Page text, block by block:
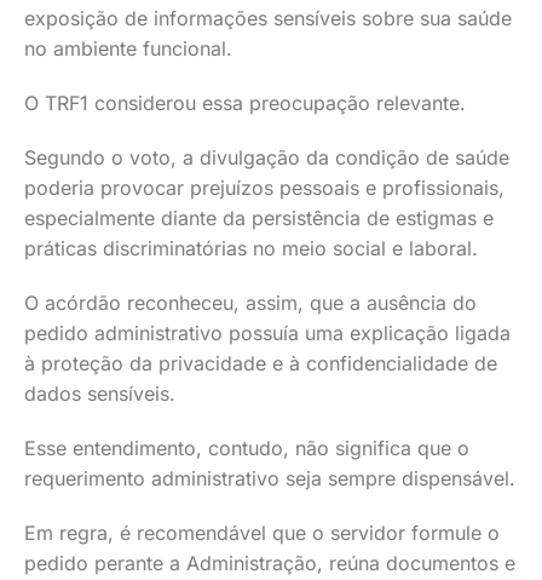
exposição de informações sensíveis sobre sua saúde
no ambiente funcional.
O TRF1 considerou essa preocupação relevante.
Segundo o voto, a divulgação da condição de saúde
poderia provocar prejuízos pessoais e profissionais,
especialmente diante da persistência de estigmas e
práticas discriminatórias no meio social e laboral.
O acórdão reconheceu, assim, que a ausência do
pedido administrativo possuía uma explicação ligada
à proteção da privacidade e à confidencialidade de
dados sensíveis.
Esse entendimento, contudo, não significa que o
requerimento administrativo seja sempre dispensável.
Em regra, é recomendável que o servidor formule o
pedido perante a Administração, reúna documentos e